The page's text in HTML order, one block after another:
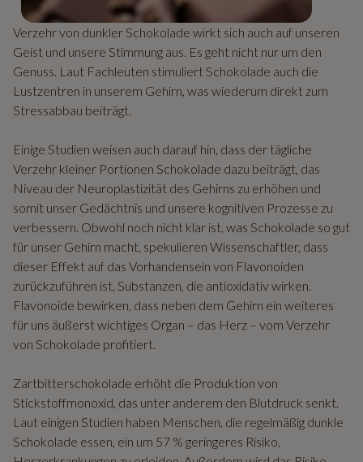
Verzehr von dunkler Schokolade wirkt sich auch auf unseren
Geist und unsere Stimmung aus. Es geht nicht nur um den
Genuss. Laut Fachleuten stimuliert Schokolade auch die
Lustzentren in unserem Gehirn, was wiederum direkt zum
Stressabbau beiträgt.
Einige Studien weisen auch darauf hin, dass der tägliche
Verzehr kleiner Portionen Schokolade dazu beiträgt, das
Niveau der Neuroplastizität des Gehirns zu erhöhen und
somit unser Gedächtnis und unsere kognitiven Prozesse zu
verbessern. Obwohl noch nicht klar ist, was Schokolade so gut
für unser Gehirn macht, spekulieren Wissenschaftler, dass
dieser Effekt auf das Vorhandensein von Flavonoiden
zurückzuführen ist, Substanzen, die antioxidativ wirken.
Flavonoide bewirken, dass neben dem Gehirn ein weiteres
für uns äußerst wichtiges Organ – das Herz – vom Verzehr
von Schokolade profitiert.
Zartbitterschokolade erhöht die Produktion von
Stickstoffmonoxid, das unter anderem den Blutdruck senkt.
Laut einigen Studien haben Menschen, die regelmäßig dunkle
Schokolade essen, ein um 57 % geringeres Risiko,